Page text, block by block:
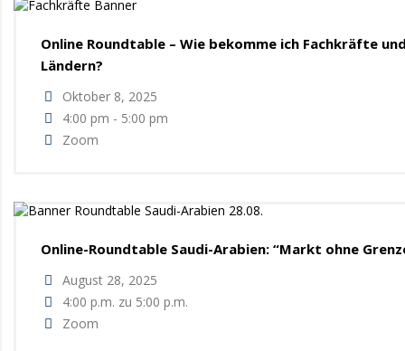
Online Roundtable – Wie bekomme ich Fachkräfte
Ländern?
Oktober 8, 2025
4:00 pm - 5:00 pm
Zoom
Online-Roundtable Saudi-Arabien: “Markt ohne
August 28, 2025
4:00 p.m. zu 5:00 p.m.
Zoom